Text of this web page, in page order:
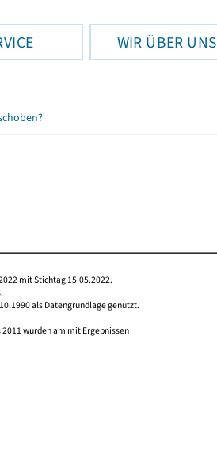
WIR ÜBER UNS
mit Stichtag 15.05.2022.
als Datengrundlage genutzt.
wurden am mit Ergebnissen